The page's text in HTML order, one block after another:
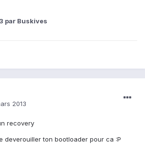
par Buskives
2013
recovery
deverouiller ton bootloader pour ca :P